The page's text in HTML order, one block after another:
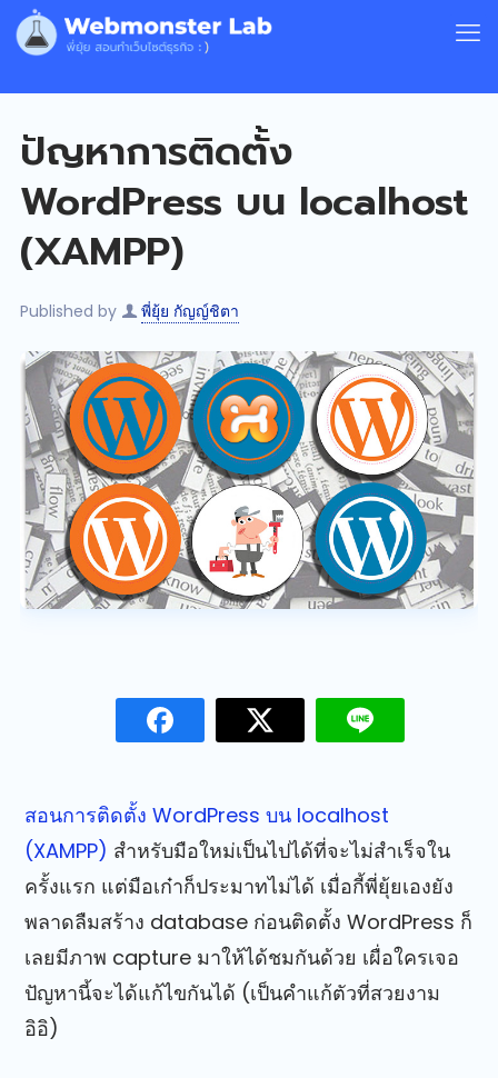
ปัญหาการติดตั้ง
WordPress บน localhost
(XAMPP)
Published by พี่ยุ้ย กัญญ์ชิตา
สอนการติดตั้ง WordPress บน localhost
(XAMPP) สำหรับมือใหม่เป็นไปได้ที่จะไม่สำเร็จใน
ครั้งแรก แต่มือเก๋าก็ประมาทไม่ได้ เมื่อกี้พี่ยุ้ยเองยัง
พลาดลืมสร้าง database ก่อนติดตั้ง WordPress ก็
เลยมีภาพ capture มาให้ได้ชมกันด้วย เผื่อใครเจอ
ปัญหานี้จะได้แก้ไขกันได้ (เป็นคำแก้ตัวที่สวยงาม
อิอิ)